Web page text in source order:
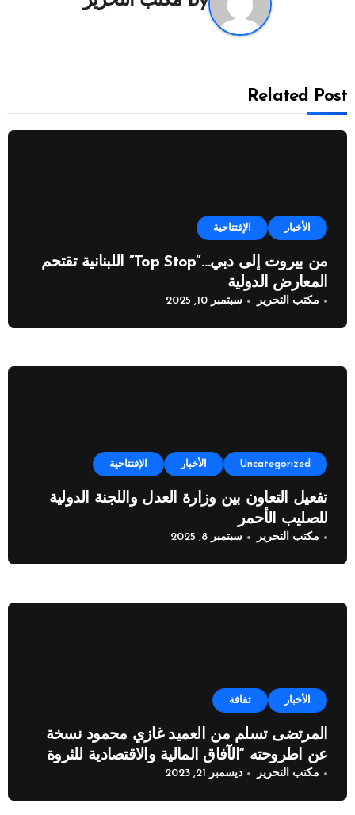
Related Post
الأخبار الإفتتاحية
من بيروت إلى دبي…”Top Stop” اللبنانية تقتحم
المعارض الدولية
مكتب التحرير سبتمبر 10, 2025
Uncategorized الأخبار الإفتتاحية
تفعيل التعاون بين وزارة العدل واللجنة الدولية
للصليب الأحمر
مكتب التحرير سبتمبر 8, 2025
الأخبار ثقافة
المرتضى تسلم من العميد غازي محمود نسخة
عن اطروحته “الآفاق المالية والاقتصادية للثروة
النفطية”
مكتب التحرير ديسمبر 21, 2023